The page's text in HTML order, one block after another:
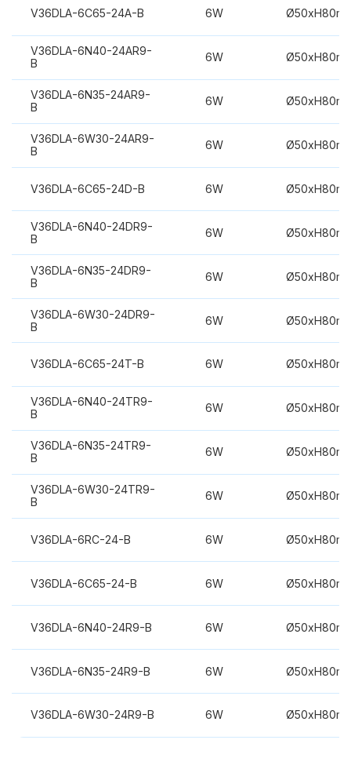
V36DLA-6C65-24A-B 6W
V36DLA-6N40-24AR9-
B
6W
V36DLA-6N35-24AR9-
B
6W
V36DLA-6W30-24AR9-
B
6W
V36DLA-6C65-24D-B 6W
V36DLA-6N40-24DR9-
B
6W
V36DLA-6N35-24DR9-
B
6W
V36DLA-6W30-24DR9-
B
6W
V36DLA-6C65-24T-B 6W
V36DLA-6N40-24TR9-
B
6W
V36DLA-6N35-24TR9-
B
6W
V36DLA-6W30-24TR9-
B
6W
V36DLA-6RC-24-B 6W
V36DLA-6C65-24-B 6W
V36DLA-6N40-24R9-B 6W
V36DLA-6N35-24R9-B 6W
V36DLA-6W30-24R9-B 6W